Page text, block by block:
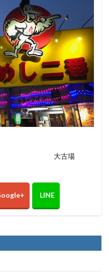
古場